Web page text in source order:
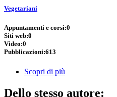
Vegetariani
Appuntamenti e corsi:0
Siti web:0
Video:0
Pubblicazioni:613
Scopri di più
Dello stesso autore: